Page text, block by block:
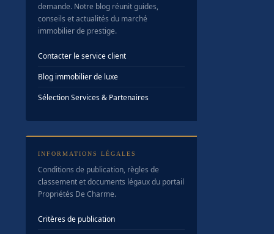
demande. Notre blog réunit guides,
conseils et actualités du marché
immobilier de prestige.
Contacter le service client
Blog immobilier de luxe
Sélection Services & Partenaires
INFORMATIONS LÉGALES
Conditions de publication, règles de
classement et documents légaux du portail
Propriétés De Charme.
Critères de publication